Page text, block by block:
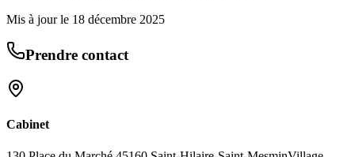
Mis à jour le 18 décembre 2025
Prendre contact
Cabinet